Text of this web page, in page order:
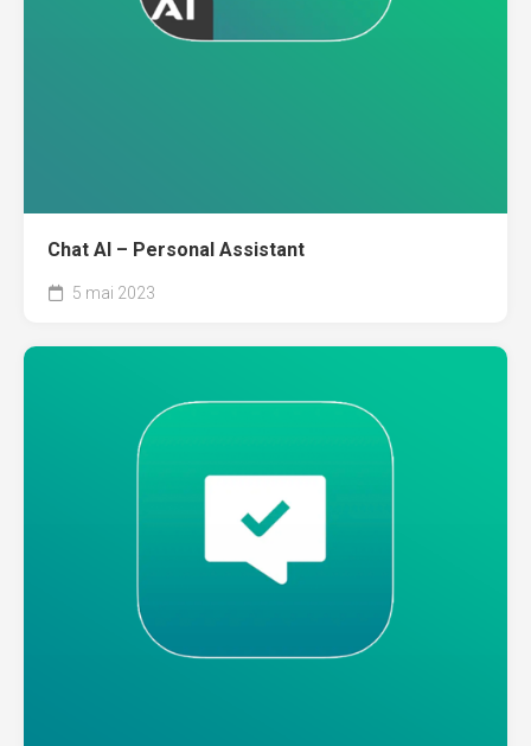
Chat AI – Personal Assistant
5 mai 2023